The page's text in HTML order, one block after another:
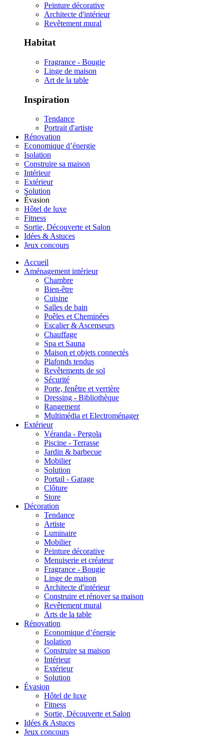
Peinture décorative
Architecte d'intérieur
Revêtement mural
Habitat
Fragrance - Bougie
Linge de maison
Art de la table
Inspiration
Tendance
Portrait d'artiste
Rénovation
Economique d’énergie
Isolation
Construire sa maison
Intérieur
Extérieur
Solution
Évasion
Hôtel de luxe
Fitness
Sortie, Découverte et Salon
Idées & Astuces
Jeux concours
Accueil
Aménagement intérieur
Chambre
Bien-être
Cuisine
Salles de bain
Poêles et Cheminées
Escalier & Ascenseurs
Chauffage
Spa et Sauna
Maison et objets connectés
Plafonds tendus
Revêtements de sol
Sécurité
Porte, fenêtre et verrière
Dressing - Bibliothèque
Rangement
Multimédia et Electroménager
Extérieur
Véranda - Pergola
Piscine - Terrasse
Jardin & barbecue
Mobilier
Solution
Portail - Garage
Clôture
Store
Décoration
Tendance
Artiste
Luminaire
Mobilier
Peinture décorative
Menuiserie et créateur
Fragrance - Bougie
Linge de maison
Architecte d'intérieur
Construire et rénover sa maison
Revêtement mural
Arts de la table
Rénovation
Economique d’énergie
Isolation
Construire sa maison
Intérieur
Extérieur
Solution
Évasion
Hôtel de luxe
Fitness
Sortie, Découverte et Salon
Idées & Astuces
Jeux concours